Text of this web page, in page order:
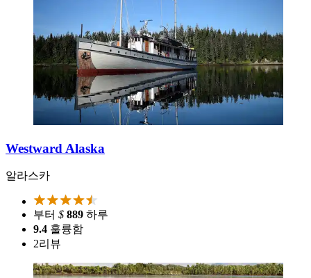
Westward Alaska
알라스카
부터 $ 889 하루
9.4 훌륭함
2리뷰